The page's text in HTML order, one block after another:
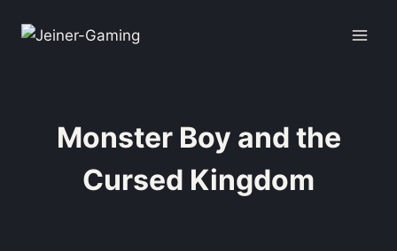
Monster Boy and the
Cursed Kingdom